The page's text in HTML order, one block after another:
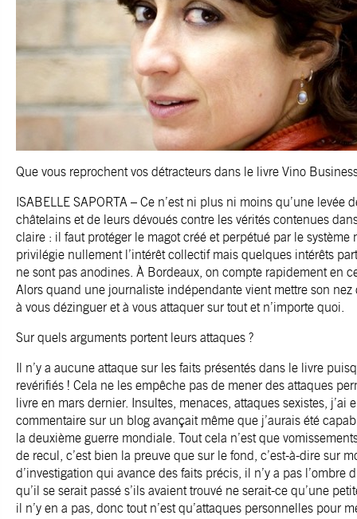
Que vous reprochent vos détracteurs dans le livre Vino
ISABELLE SAPORTA – Ce n’est ni plus ni moins qu’une levée
châtelains et de leurs dévoués contre les vérités contenues
claire : il faut protéger le magot créé et perpétué par le
privilégie nullement l’intérêt collectif mais quelques intérêts
ne sont pas anodines. À Bordeaux, on compte rapidement en
Alors quand une journaliste indépendante vient mettre son nez
à vous dézinguer et à vous attaquer sur tout et n’importe quoi.
Sur quels arguments portent leurs attaques ?
Il n’y a aucune attaque sur les faits présentés dans le livre
revérifiés ! Cela ne les empêche pas de mener des attaques
livre en mars dernier. Insultes, menaces, attaques sexistes, j’ai
commentaire sur un blog avançait même que j’aurais été
la deuxième guerre mondiale. Tout cela n’est que
de recul, c’est bien la preuve que sur le fond, c’est-à-dire sur
d’investigation qui avance des faits précis, il n’y a pas l’ombre
qu’il se serait passé s’ils avaient trouvé ne serait-ce qu’une
il n’y en a pas, donc tout n’est qu’attaques personnelles pour